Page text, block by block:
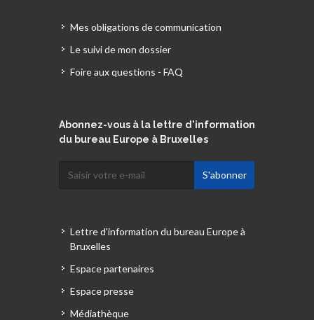
Mes obligations de communication
Le suivi de mon dossier
Foire aux questions - FAQ
Abonnez-vous à la lettre d'information
du bureau Europe à Bruxelles
Lettre d'information du bureau Europe à
Bruxelles
Espace partenaires
Espace presse
Médiathèque